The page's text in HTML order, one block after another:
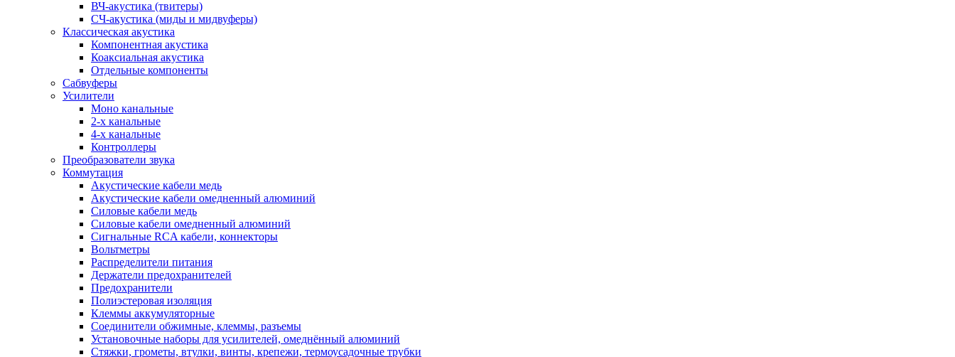
ВЧ-акустика (твитеры)
СЧ-акустика (миды и мидвуферы)
Классическая акустика
Компонентная акустика
Коаксиальная акустика
Отдельные компоненты
Сабвуферы
Усилители
Моно канальные
2-х канальные
4-х канальные
Контроллеры
Преобразователи звука
Коммутация
Акустические кабели медь
Акустические кабели омедненный алюминий
Силовые кабели медь
Силовые кабели омедненный алюминий
Сигнальные RCA кабели, коннекторы
Вольтметры
Распределители питания
Держатели предохранителей
Предохранители
Полиэстеровая изоляция
Клеммы аккумуляторные
Соединители обжимные, клеммы, разъемы
Установочные наборы для усилителей, омеднённый алюминий
Стяжки, грометы, втулки, винты, крепежи, термоусадочные трубки